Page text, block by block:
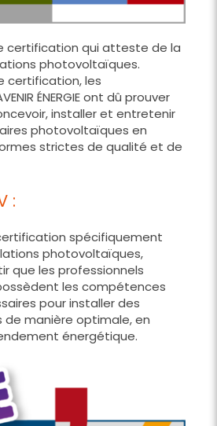
certification qui atteste de la
photovoltaïques.
certification, les
ÉNERGIE ont dû prouver
installer et entretenir
photovoltaïques en
strictes de qualité et de
:
spécifiquement
photovoltaïques,
que les professionnels
possèdent les compétences
pour installer des
de manière optimale, en
énergétique.